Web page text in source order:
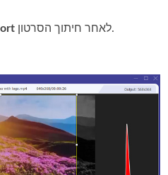
לאחר חיתוך הסרטון.